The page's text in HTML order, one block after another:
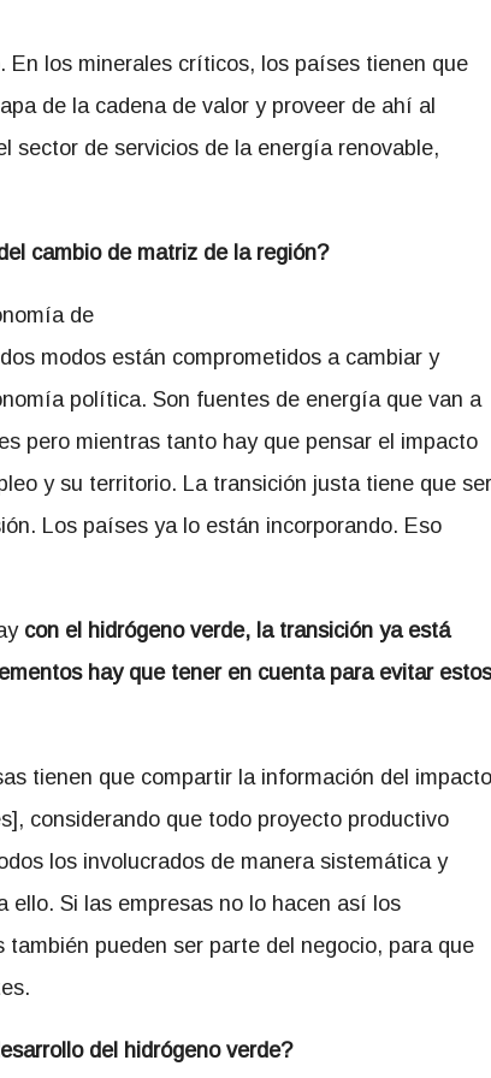
En los minerales críticos, los países tienen que
de la cadena de valor y proveer de ahí al
sector de servicios de la energía renovable,
cambio de matriz de la región?
de
modos están comprometidos a cambiar y
política. Son fuentes de energía que van a
pero mientras tanto hay que pensar el impacto
y su territorio. La transición justa tiene que ser
Los países ya lo están incorporando. Eso
con el hidrógeno verde, la transición ya está
hay que tener en cuenta para evitar estos
tienen que compartir la información del impacto
considerando que todo proyecto productivo
los involucrados de manera sistemática y
ello. Si las empresas no lo hacen así los
pueden ser parte del negocio, para que
del hidrógeno verde?